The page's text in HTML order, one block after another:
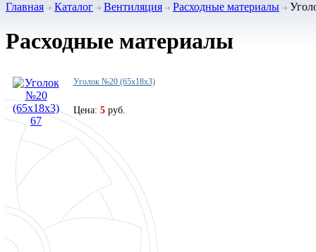
Главная Каталог Вентиляция Расходные материалы
Расходные материалы
Уголок №20 (65х18х3)
Цена: 5 руб.